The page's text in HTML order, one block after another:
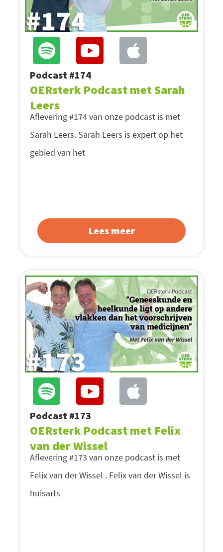
Podcast #174
OERsterk Podcast met Sarah
Leers
Aflevering #174 van onze podcast is met
Sarah Leers. Sarah Leers is expert op het
gebied van het
Lees meer
Podcast #173
OERsterk Podcast met Felix
van der Wissel
Aflevering #173 van onze podcast is met
Felix van der Wissel . Felix van der Wissel is
huisarts